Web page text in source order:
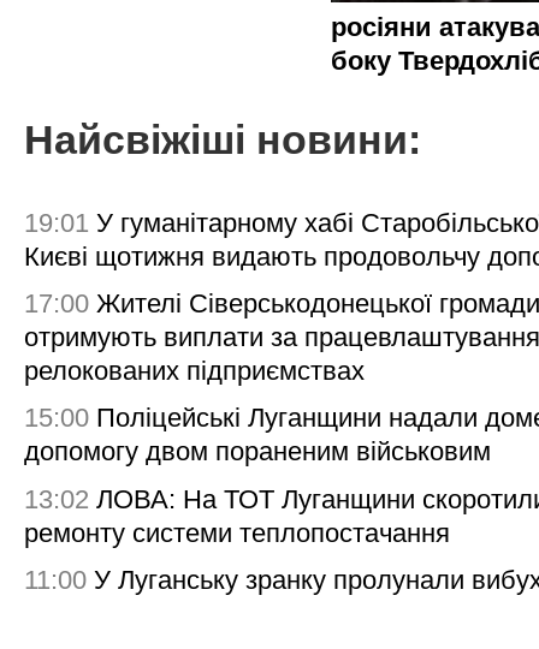
росіяни
боку
Найсвіжіші новини:
19:01 У гуманітарному хабі
Києві щотижня видають продовольчу
17:00 Жителі Сіверськодонецької
отримують виплати за
релокованих підприємствах
15:00 Поліцейські Луганщини надали
допомогу двом пораненим військовим
13:02 ЛОВА: На ТОТ Луганщини
ремонту системи теплопостачання
11:00 У Луганську зранку пролунали